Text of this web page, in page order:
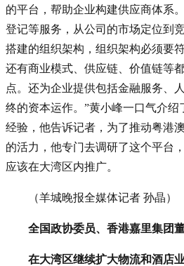
的平台，帮助企业构建供应商体系
登记等服务，从公司的市场定位到
搭建的组织架构，组织架构必须要
还有商业模式、供应链、价值链等
点。还为企业提供包括金融服务、
终的资本运作。”黄小峰一口气介绍
经验，他告诉记者，为了推动粤港
的活力，他专门去调研了这个平台
应该在大湾区内推广。
（羊城晚报全媒体记者 孙晶）
全国政协委员、香港嘉里集团
在大湾区继续扩大物流和酒店